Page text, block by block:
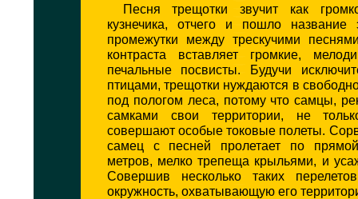
Песня трещотки звучит как
кузнечика, отчего и пошло название
промежутки между трескучими
контраста вставляет громкие,
печальные посвисты. Будучи
птицами, трещотки нуждаются в
под пологом леса, потому что самцы,
самками свои территории, не
совершают особые токовые полеты.
самец с песней пролетает по
метров, мелко трепеща крыльями, и
Совершив несколько таких
окружность, охватывающую его